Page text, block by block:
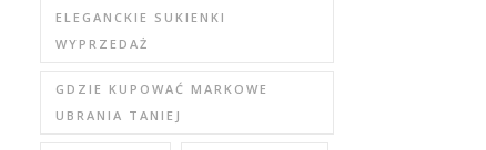
ELEGANCKIE SUKIENKI
WYPRZEDAŻ
GDZIE KUPOWAĆ MARKOWE
UBRANIA TANIEJ